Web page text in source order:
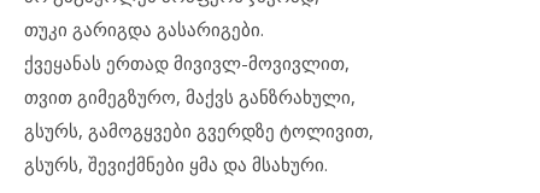
თუკი გარიგდა გასარიგები.
ქვეყანას ერთად მივივლ-მოვივლით,
თვით გიმეგზურო, მაქვს განზრახული,
გსურს, გამოგყვები გვერდზე ტოლივით,
გსურს, შევიქმნები ყმა და მსახური.